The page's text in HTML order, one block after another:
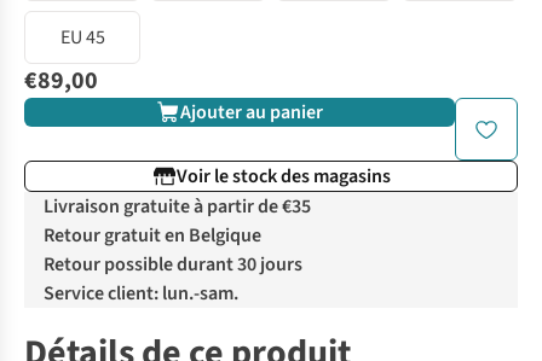
EU 45
€89,00
Ajouter au panier
Voir le stock des magasins
Livraison gratuite à partir de €35
Retour gratuit en Belgique
Retour possible durant 30 jours
Service client: lun.-sam.